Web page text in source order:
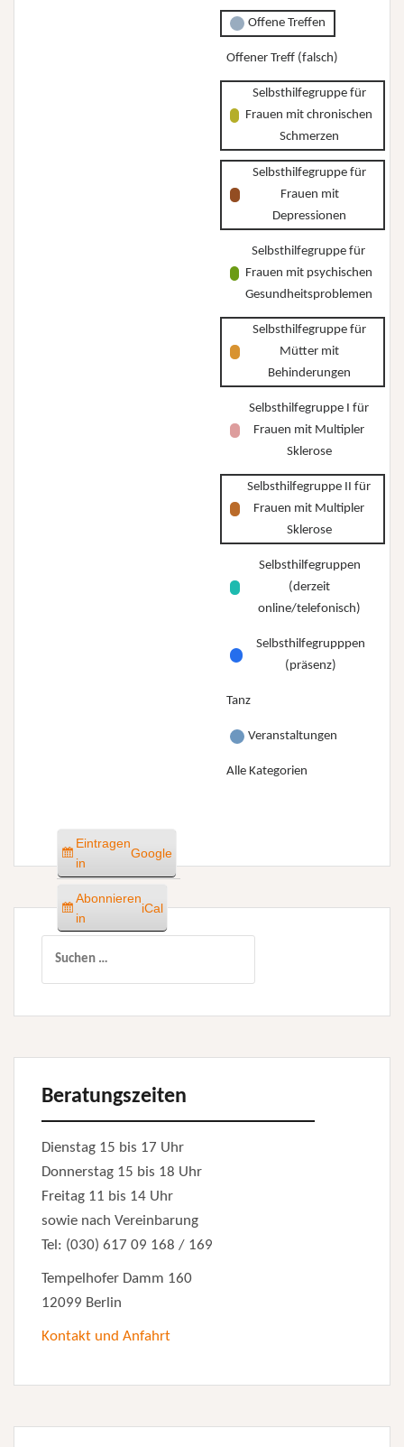
Offene Treffen
Offener Treff (falsch)
Selbsthilfegruppe für
Frauen mit chronischen
Schmerzen
Selbsthilfegruppe für
Frauen mit
Depressionen
Selbsthilfegruppe für
Frauen mit psychischen
Gesundheitsproblemen
Selbsthilfegruppe für
Mütter mit
Behinderungen
Selbsthilfegruppe I für
Frauen mit Multipler
Sklerose
Selbsthilfegruppe II für
Frauen mit Multipler
Sklerose
Selbsthilfegruppen
(derzeit
online/telefonisch)
Selbsthilfegrupppen
(präsenz)
Tanz
Veranstaltungen
Alle Kategorien
Eintragen
in
Google
Abonnieren
in
iCal
Beratungszeiten
Dienstag 15 bis 17 Uhr
Donnerstag 15 bis 18 Uhr
Freitag 11 bis 14 Uhr
sowie nach Vereinbarung
Tel: (030) 617 09 168 / 169
Tempelhofer Damm 160
12099 Berlin
Kontakt und Anfahrt